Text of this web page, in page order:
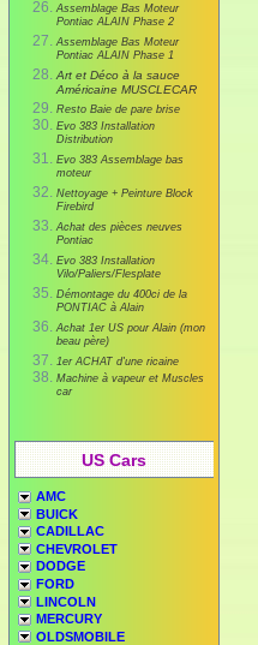
Assemblage Bas Moteur
Pontiac ALAIN Phase 2
Assemblage Bas Moteur
Pontiac ALAIN Phase 1
Art et Déco à la sauce
Américaine MUSCLECAR
Resto Baie de pare brise
Evo 383 Installation
Distribution
Evo 383 Assemblage bas
moteur
Nettoyage + Peinture Block
Firebird
Achat des pièces neuves
Pontiac
Evo 383 Installation
Vilo/Paliers/Flesplate
Démontage du 400ci de la
PONTIAC à Alain
Achat 1er US pour Alain (mon
beau père)
1er ACHAT d'une ricaine
Machine à vapeur et Muscles
car
US Cars
AMC
BUICK
CADILLAC
CHEVROLET
DODGE
FORD
LINCOLN
MERCURY
OLDSMOBILE